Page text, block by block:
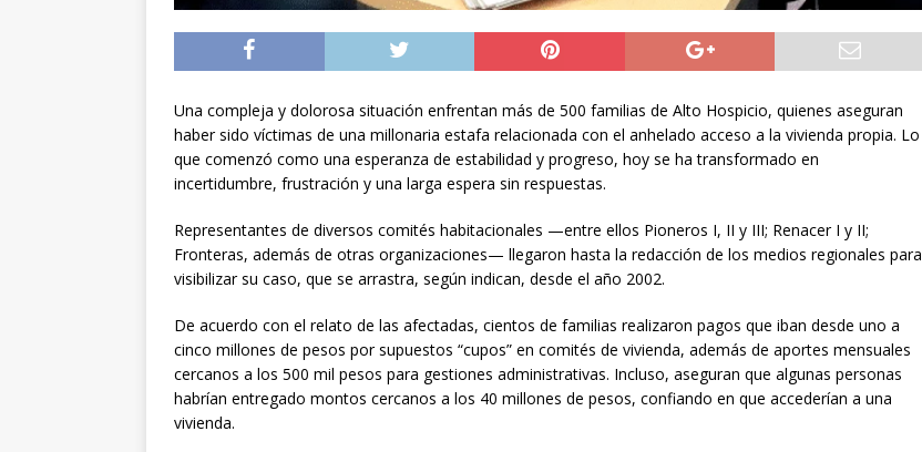
Una compleja y dolorosa situación enfrentan más de 500 familias de Alto Hospicio, quienes aseguran
haber sido víctimas de una millonaria estafa relacionada con el anhelado acceso a la vivienda propia. Lo
que comenzó como una esperanza de estabilidad y progreso, hoy se ha transformado en
incertidumbre, frustración y una larga espera sin respuestas.
Representantes de diversos comités habitacionales —entre ellos Pioneros I, II y III; Renacer I y II;
Fronteras, además de otras organizaciones— llegaron hasta la redacción de los medios regionales para
visibilizar su caso, que se arrastra, según indican, desde el año 2002.
De acuerdo con el relato de las afectadas, cientos de familias realizaron pagos que iban desde uno a
cinco millones de pesos por supuestos “cupos” en comités de vivienda, además de aportes mensuales
cercanos a los 500 mil pesos para gestiones administrativas. Incluso, aseguran que algunas personas
habrían entregado montos cercanos a los 40 millones de pesos, confiando en que accederían a una
vivienda.